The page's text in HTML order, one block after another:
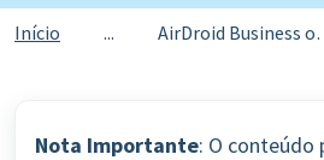
Início ... AirDroid Business ou Remote Support for Business, Qual é ...
Nota Importante: O conteúdo